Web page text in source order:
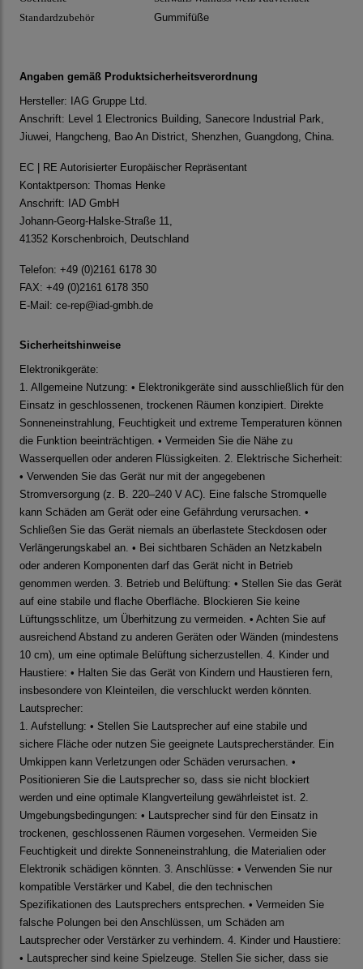
Standardzubehör
Gummifüße
Angaben gemäß Produktsicherheitsverordnung
Hersteller: IAG Gruppe Ltd.
Anschrift: Level 1 Electronics Building, Sanecore Industrial Park,
Jiuwei, Hangcheng, Bao An District, Shenzhen, Guangdong, China.
EC | RE Autorisierter Europäischer Repräsentant
Kontaktperson: Thomas Henke
Anschrift: IAD GmbH
Johann-Georg-Halske-Straße 11,
41352 Korschenbroich, Deutschland
Telefon: +49 (0)2161 6178 30
FAX: +49 (0)2161 6178 350
E-Mail: ce-rep@iad-gmbh.de
Sicherheitshinweise
Elektronikgeräte:
1. Allgemeine Nutzung: • Elektronikgeräte sind ausschließlich für den
Einsatz in geschlossenen, trockenen Räumen konzipiert. Direkte
Sonneneinstrahlung, Feuchtigkeit und extreme Temperaturen können
die Funktion beeinträchtigen. • Vermeiden Sie die Nähe zu
Wasserquellen oder anderen Flüssigkeiten. 2. Elektrische Sicherheit:
• Verwenden Sie das Gerät nur mit der angegebenen
Stromversorgung (z. B. 220–240 V AC). Eine falsche Stromquelle
kann Schäden am Gerät oder eine Gefährdung verursachen. •
Schließen Sie das Gerät niemals an überlastete Steckdosen oder
Verlängerungskabel an. • Bei sichtbaren Schäden an Netzkabeln
oder anderen Komponenten darf das Gerät nicht in Betrieb
genommen werden. 3. Betrieb und Belüftung: • Stellen Sie das Gerät
auf eine stabile und flache Oberfläche. Blockieren Sie keine
Lüftungsschlitze, um Überhitzung zu vermeiden. • Achten Sie auf
ausreichend Abstand zu anderen Geräten oder Wänden (mindestens
10 cm), um eine optimale Belüftung sicherzustellen. 4. Kinder und
Haustiere: • Halten Sie das Gerät von Kindern und Haustieren fern,
insbesondere von Kleinteilen, die verschluckt werden könnten.
Lautsprecher:
1. Aufstellung: • Stellen Sie Lautsprecher auf eine stabile und
sichere Fläche oder nutzen Sie geeignete Lautsprecherständer. Ein
Umkippen kann Verletzungen oder Schäden verursachen. •
Positionieren Sie die Lautsprecher so, dass sie nicht blockiert
werden und eine optimale Klangverteilung gewährleistet ist. 2.
Umgebungsbedingungen: • Lautsprecher sind für den Einsatz in
trockenen, geschlossenen Räumen vorgesehen. Vermeiden Sie
Feuchtigkeit und direkte Sonneneinstrahlung, die Materialien oder
Elektronik schädigen könnten. 3. Anschlüsse: • Verwenden Sie nur
kompatible Verstärker und Kabel, die den technischen
Spezifikationen des Lautsprechers entsprechen. • Vermeiden Sie
falsche Polungen bei den Anschlüssen, um Schäden am
Lautsprecher oder Verstärker zu verhindern. 4. Kinder und Haustiere:
• Lautsprecher sind keine Spielzeuge. Stellen Sie sicher, dass sie